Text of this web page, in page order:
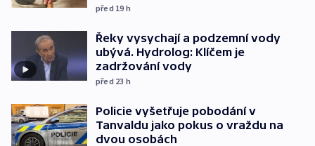
před 19 h
Řeky vysychají a podzemní vody
ubývá. Hydrolog: Klíčem je
zadržování vody
před 23 h
Policie vyšetřuje pobodání v
Tanvaldu jako pokus o vraždu na
dvou osobách